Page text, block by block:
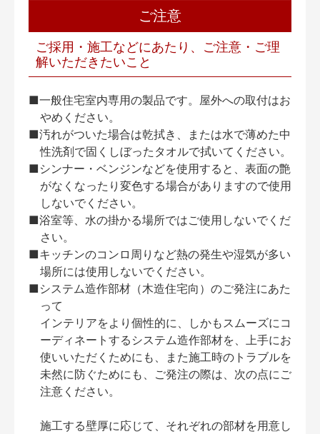
ご注意
ご採用・施工などにあたり、ご注意・ご理
解いただきたいこと
■一般住宅室内専用の製品です。屋外への取付はお
やめください。
■汚れがついた場合は乾拭き、または水で薄めた中
性洗剤で固くしぼったタオルで拭いてください。
■シンナー・ベンジンなどを使用すると、表面の艶
がなくなったり変色する場合がありますので使用
しないでください。
■浴室等、水の掛かる場所ではご使用しないでくだ
さい。
■キッチンのコンロ周りなど熱の発生や湿気が多い
場所には使用しないでください。
■システム造作部材（木造住宅向）のご発注にあた
って
インテリアをより個性的に、しかもスムーズにコ
ーディネートするシステム造作部材を、上手にお
使いいただくためにも、また施工時のトラブルを
未然に防ぐためにも、ご発注の際は、次の点にご
注意ください。
施工する壁厚に応じて、それぞれの部材を用意し